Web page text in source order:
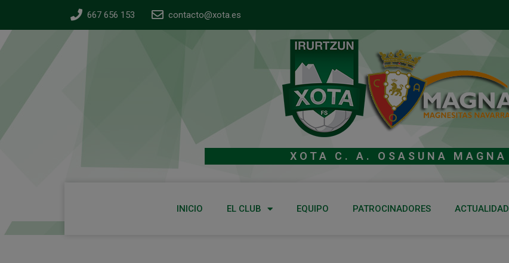
667 656 153 contacto@xota.es
XOTA C. A. OSASUNA MAGNA
INICIO EL CLUB EQUIPO PATROCINADORES ACTUALIDAD